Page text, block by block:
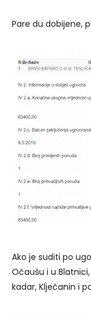
Pare du dobijene,
Ako je suditi po
Očaušu i u
kadar, Klječanin i